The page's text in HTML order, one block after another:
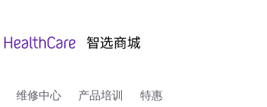
维修中心 产品培训 特惠